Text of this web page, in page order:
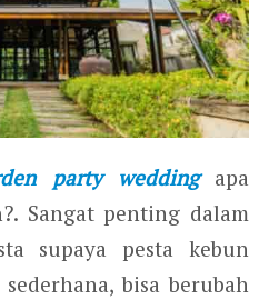
party weddingapa
Sangat penting dalam
supaya pesta kebun
bisa berubah